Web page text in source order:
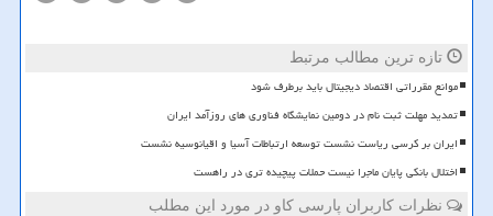
تازه ترین مطالب مرتبط
موانع مقرراتی اقتصاد دیجیتال باید برطرف شود
تمدید مهلت ثبت نام در دومین نمایشگاه فناوری های روزآمد ایران
ایران بر کرسی ریاست نشست توسعه ارتباطات آسیا و اقیانوسیه نشست
اختلال بانکی پایان ماجرا نیست حملات پیچیده تری در راهست
نظرات کاربران پارسی کاو در مورد این مطلب